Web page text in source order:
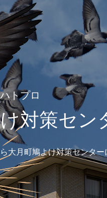
ハトプロ
対策セン
大月町鳩よけ対策センタ